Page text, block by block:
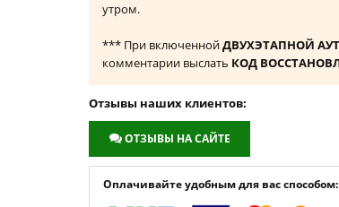
утром.
*** При включеннойДВУХЭТАПНОЙ
комментарии выслать КОД
Отзывы наших клиентов:
ОТЗЫВЫ НА САЙТЕ
Оплачивайте удобным для вас способом: